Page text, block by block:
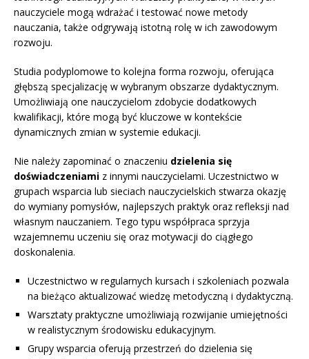
nauczyciele mogą wdrażać i testować nowe metody
nauczania, także odgrywają istotną rolę w ich zawodowym
rozwoju.
Studia podyplomowe to kolejna forma rozwoju, oferująca
głębszą specjalizację w wybranym obszarze dydaktycznym.
Umożliwiają one nauczycielom zdobycie dodatkowych
kwalifikacji, które mogą być kluczowe w kontekście
dynamicznych zmian w systemie edukacji.
Nie należy zapominać o znaczeniu dzielenia się
doświadczeniami z innymi nauczycielami. Uczestnictwo w
grupach wsparcia lub sieciach nauczycielskich stwarza okazję
do wymiany pomysłów, najlepszych praktyk oraz refleksji nad
własnym nauczaniem. Tego typu współpraca sprzyja
wzajemnemu uczeniu się oraz motywacji do ciągłego
doskonalenia.
Uczestnictwo w regularnych kursach i szkoleniach pozwala
na bieżąco aktualizować wiedzę metodyczną i dydaktyczną.
Warsztaty praktyczne umożliwiają rozwijanie umiejętności
w realistycznym środowisku edukacyjnym.
Grupy wsparcia oferują przestrzeń do dzielenia się